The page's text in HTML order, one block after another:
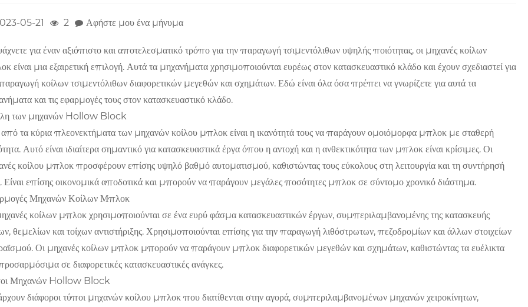
05-21 2 Αφήστε μου ένα μήνυμα
για έναν αξιόπιστο και αποτελεσματικό τρόπο για την παραγωγή τσιμεντόλιθων υψηλής ποιότητας, οι μηχανές κοίλων
είναι μια εξαιρετική επιλογή. Αυτά τα μηχανήματα χρησιμοποιούνται ευρέως στον κατασκευαστικό κλάδο και έχουν σχεδιαστεί για
κοίλων τσιμεντόλιθων διαφορετικών μεγεθών και σχημάτων. Εδώ είναι όλα όσα πρέπει να γνωρίζετε για αυτά τα
και τις εφαρμογές τους στον κατασκευαστικό κλάδο.
των μηχανών Hollow Block
τα κύρια πλεονεκτήματα των μηχανών κοίλου μπλοκ είναι η ικανότητά τους να παράγουν ομοιόμορφα μπλοκ με σταθερή
Αυτό είναι ιδιαίτερα σημαντικό για κατασκευαστικά έργα όπου η αντοχή και η ανθεκτικότητα των μπλοκ είναι κρίσιμες. Οι
κοίλου μπλοκ προσφέρουν επίσης υψηλό βαθμό αυτοματισμού, καθιστώντας τους εύκολους στη λειτουργία και τη συντήρησή
Είναι επίσης οικονομικά αποδοτικά και μπορούν να παράγουν μεγάλες ποσότητες μπλοκ σε σύντομο χρονικό διάστημα.
Μηχανών Κοίλων Μπλοκ
κοίλων μπλοκ χρησιμοποιούνται σε ένα ευρύ φάσμα κατασκευαστικών έργων, συμπεριλαμβανομένης της κατασκευής
θεμελίων και τοίχων αντιστήριξης. Χρησιμοποιούνται επίσης για την παραγωγή λιθόστρωτων, πεζοδρομίων και άλλων στοιχείων
Οι μηχανές κοίλων μπλοκ μπορούν να παράγουν μπλοκ διαφορετικών μεγεθών και σχημάτων, καθιστώντας τα ευέλικτα
σε διαφορετικές κατασκευαστικές ανάγκες.
Μηχανών Hollow Block
διάφοροι τύποι μηχανών κοίλου μπλοκ που διατίθενται στην αγορά, συμπεριλαμβανομένων μηχανών χειροκίνητων,